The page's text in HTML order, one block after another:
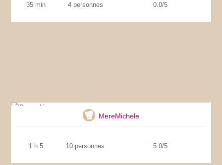
35 min 4 personnes 0.0/5
MereMichele
1 h 5 10 personnes 5.0/5